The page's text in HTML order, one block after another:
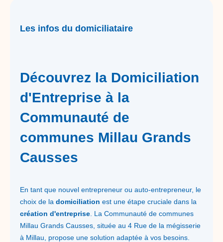
Les infos du domiciliataire
Découvrez la Domiciliation
d'Entreprise à la
Communauté de
communes Millau Grands
Causses
En tant que nouvel entrepreneur ou auto-entrepreneur, le
choix de la domiciliation est une étape cruciale dans la
création d'entreprise . La Communauté de communes
Millau Grands Causses, située au 4 Rue de la mégisserie
à Millau, propose une solution adaptée à vos besoins.